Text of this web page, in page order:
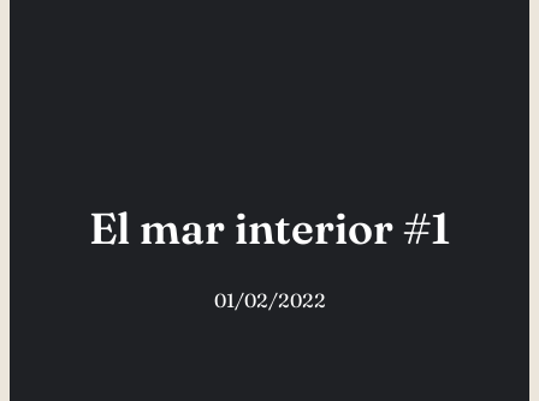
El mar interior #1
01/02/2022